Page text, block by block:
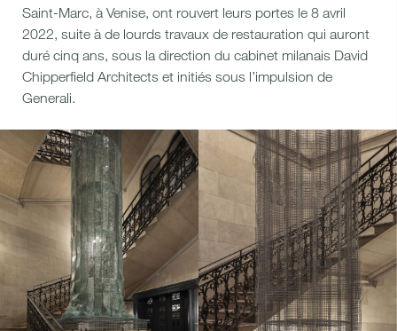
Saint-Marc, à Venise, ont rouvert leurs portes le 8 avril
2022, suite à de lourds travaux de restauration qui auront
duré cinq ans, sous la direction du cabinet milanais David
Chipperfield Architects et initiés sous l’impulsion de
Generali.